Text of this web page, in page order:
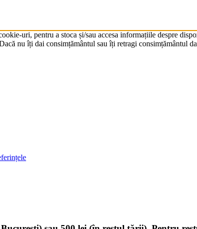
uri, pentru a stoca și/sau accesa informațiile despre
nu îți dai consimțământul sau îți retragi consimțământul